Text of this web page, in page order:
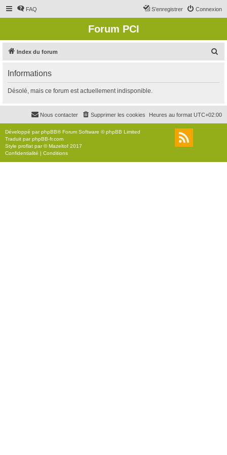
FAQ Connexion
S’enregistrer
Forum PCI
Index du forum
r
c
r
Informations
Désolé, mais ce forum est actuellement indisponible.
Heures au format UTC+02:00
Supprimer les cookies
Nous contacter
Développé parphpBB® Forum Software © phpBB Limited
Traduit parphpBB-fr.com
Style proflat par ©Mazeltof 2017
Confidentialité | Conditions